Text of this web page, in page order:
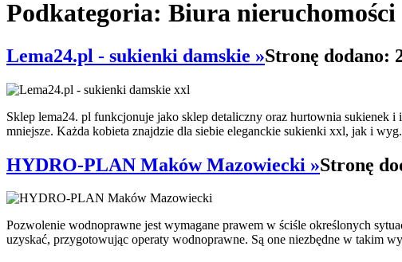
Podkategoria: Biura nieruchomości
Lema24.pl - sukienki damskie »Stronę dodano:
Sklep lema24. pl funkcjonuje jako sklep detaliczny oraz hurtownia sukienek
mniejsze. Każda kobieta znajdzie dla siebie eleganckie sukienki xxl, jak i
HYDRO-PLAN Maków Mazowiecki »Stronę
Pozwolenie wodnoprawne jest wymagane prawem w ściśle określonych
uzyskać, przygotowując operaty wodnoprawne. Są one niezbędne w takim